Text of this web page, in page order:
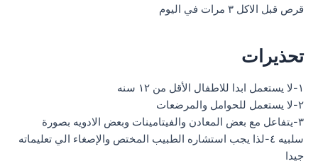
قرص قبل الاكل ٣ مرات في اليوم
تحذيرات
١-لا يستعمل ابدا للاطفال الأقل من ١٢ سنه
٢-لا يستعمل للحوامل والمرضعات
٣-يتفاعل مع بعض المعادن والفيتامينات وبعض الادويه بصورة
سلبيه ٤-لذا يجب استشاره الطبيب المختص والإصغاء الي تعليماته
جيدا